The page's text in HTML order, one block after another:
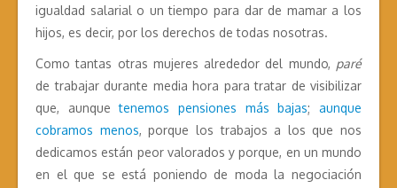
igualdad salarial o un tiempo para dar de mamar a los
hijos, es decir, por los derechos de todas nosotras.
Como tantas otras mujeres alrededor del mundo, paré
de trabajar durante media hora para tratar de visibilizar
que, aunquetenemos pensiones más bajas;aunque
cobramos menos, porque los trabajos a los que nos
dedicamos están peor valorados y porque, en un mundo
en el que se está poniendo de moda la negociación